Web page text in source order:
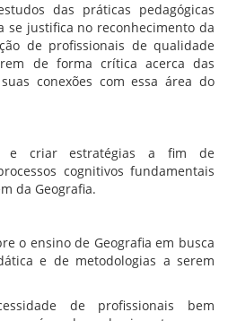
das práticas pedagógicas
se justifica no reconhecimento da
de profissionais de qualidade
de forma crítica acerca das
conexões com essa área do
e criar estratégias a fim de
cognitivos fundamentais
da Geografia.
o ensino de Geografia em busca
e de metodologias a serem
de profissionais bem